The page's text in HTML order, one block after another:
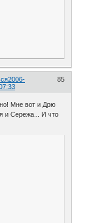
85
2006-
Мне вот и Дрю
и Сережа... И что